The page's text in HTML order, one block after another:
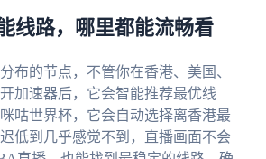
线路，哪里都能流畅看
布的节点，不管你在香港、美国、
加速器后，它会智能推荐最优线
咕世界杯，它会自动选择离香港最
低到几乎感觉不到，直播画面不会